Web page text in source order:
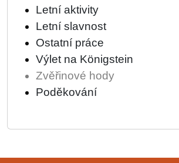
Letní aktivity
Letní slavnost
Ostatní práce
Výlet na Königstein
Zvěřinové hody
Poděkování